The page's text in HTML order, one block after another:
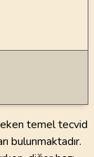
temel tecvid
bulunmaktadır.